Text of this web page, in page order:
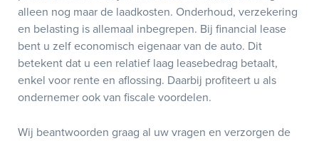
alleen nog maar de laadkosten. Onderhoud, verzekering
en belasting is allemaal inbegrepen. Bij financial lease
bent u zelf economisch eigenaar van de auto. Dit
betekent dat u een relatief laag leasebedrag betaalt,
enkel voor rente en aflossing. Daarbij profiteert u als
ondernemer ook van fiscale voordelen.
Wij beantwoorden graag al uw vragen en verzorgen de